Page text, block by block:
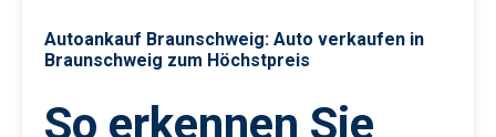
Autoankauf Braunschweig: Auto verkaufen in
Braunschweig zum Höchstpreis
So erkennen Sie